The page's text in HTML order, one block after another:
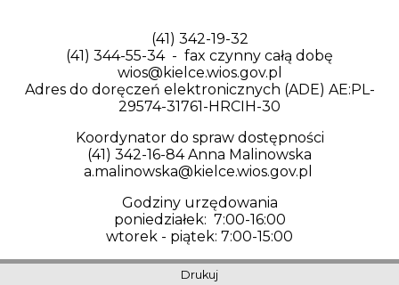
(41) 342-19-32
(41) 344-55-34 - fax czynny całą dobę
wios@kielce.wios.gov.pl
Adres do doręczeń elektronicznych (ADE) AE:PL-
29574-31761-HRCIH-30
Koordynator do spraw dostępności
(41) 342-16-84 Anna Malinowska
a.malinowska@kielce.wios.gov.pl
Godziny urzędowania
poniedziałek: 7:00-16:00
wtorek - piątek: 7:00-15:00
Drukuj